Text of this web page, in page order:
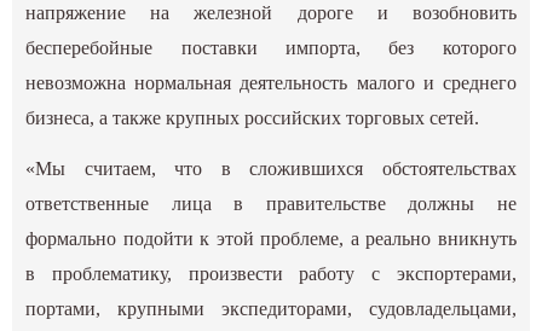
напряжение на железной дороге и возобновить
бесперебойные поставки импорта, без которого
невозможна нормальная деятельность малого и среднего
бизнеса, а также крупных российских торговых сетей.
«Мы считаем, что в сложившихся обстоятельствах
ответственные лица в правительстве должны не
формально подойти к этой проблеме, а реально вникнуть
в проблематику, произвести работу с экспортерами,
портами, крупными экспедиторами, судовладельцами,